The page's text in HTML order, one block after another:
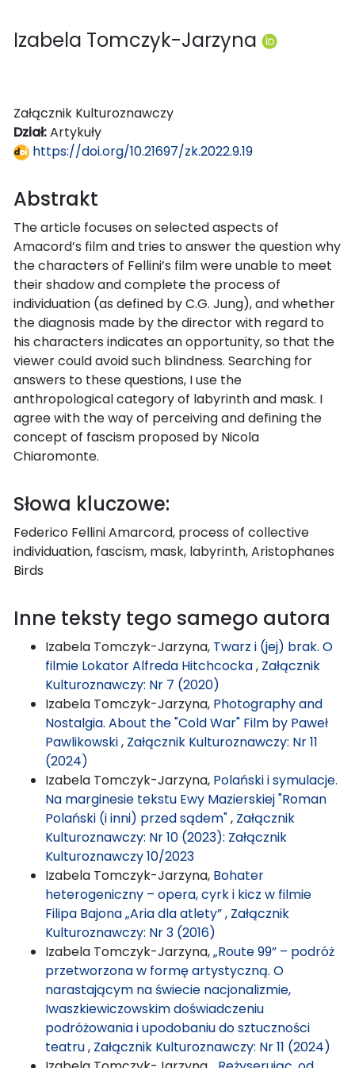
Izabela Tomczyk-Jarzyna
Załącznik Kulturoznawczy
Dział:Artykuły
https://doi.org/10.21697/zk.2022.9.19
Abstrakt
The article focuses on selected aspects of
Amacord’s film and tries to answer the question why
the characters of Fellini’s film were unable to meet
their shadow and complete the process of
individuation (as defined by C.G. Jung), and whether
the diagnosis made by the director with regard to
his characters indicates an opportunity, so that the
viewer could avoid such blindness. Searching for
answers to these questions, I use the
anthropological category of labyrinth and mask. I
agree with the way of perceiving and defining the
concept of fascism proposed by Nicola
Chiaromonte.
Słowa kluczowe:
Federico Fellini Amarcord, process of collective
individuation, fascism, mask, labyrinth, Aristophanes
Birds
Inne teksty tego samego autora
Izabela Tomczyk-Jarzyna, Twarz i (jej) brak. O
filmie Lokator Alfreda Hitchcocka, Załącznik
Kulturoznawczy: Nr 7 (2020)
Izabela Tomczyk-Jarzyna, Photography and
Nostalgia. About the "Cold War" Film by Paweł
Pawlikowski, Załącznik Kulturoznawczy: Nr 11
(2024)
Izabela Tomczyk-Jarzyna, Polański i symulacje.
Na marginesie tekstu Ewy Mazierskiej "Roman
Polański (i inni) przed sądem", Załącznik
Kulturoznawczy: Nr 10 (2023): Załącznik
Kulturoznawczy 10/2023
Izabela Tomczyk-Jarzyna, Bohater
heterogeniczny – opera, cyrk i kicz w filmie
Filipa Bajona „Aria dla atlety”, Załącznik
Kulturoznawczy: Nr 3 (2016)
Izabela Tomczyk-Jarzyna,„Route 99” – podróż
przetworzona w formę artystyczną. O
narastającym na świecie nacjonalizmie,
Iwaszkiewiczowskim doświadczeniu
podróżowania i upodobaniu do sztuczności
teatru, Załącznik Kulturoznawczy: Nr 11 (2024)